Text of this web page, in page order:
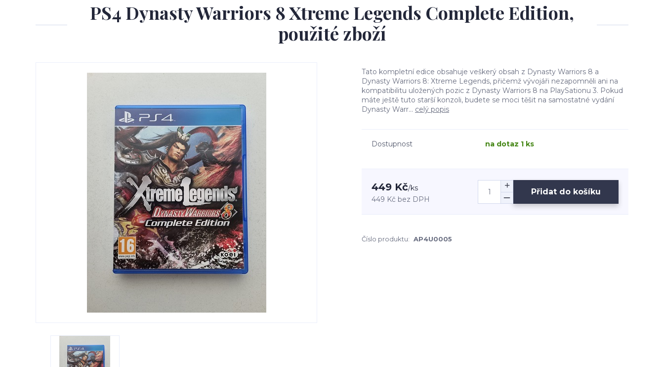
PS4 Dynasty Warriors 8 Xtreme Legends Complete Edition,
použité zboží
Tato kompletní edice obsahuje veškerý obsah z Dynasty Warriors 8 a
Dynasty Warriors 8: Xtreme Legends, přičemž vývojáři nezapomněli ani na
kompatibilitu uložených pozic z Dynasty Warriors 8 na PlaySationu 3. Pokud
máte ještě tuto starší konzoli, budete se moci těšit na samostatné vydání
Dynasty Warr... celý popis
Dostupnost na dotaz 1 ks
449 Kč/ks
449 Kč bez DPH
Přidat do košíku
Číslo produktu: AP4U0005